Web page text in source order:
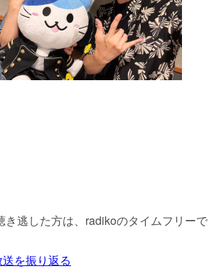
き逃した方は、radikoのタイムフリー
を振り返る